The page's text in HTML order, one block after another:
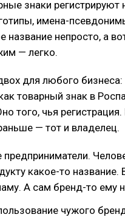
знаки регистрируют
имена-
название непросто, а
— легко.
для любого бизнеса:
товарный знак в
того, чья регистрация.
— тот и владелец.
предприниматели.
какое-то
А сам бренд-то ему
чужого